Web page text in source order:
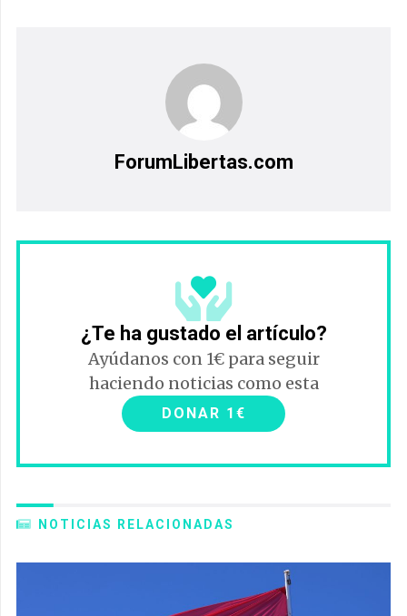
ForumLibertas.com
¿Te ha gustado el artículo?
Ayúdanos con 1€ para seguir
haciendo noticias como esta
DONAR 1€
NOTICIAS RELACIONADAS